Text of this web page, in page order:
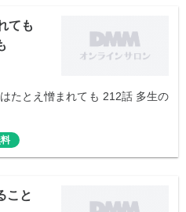
ても
たとえ憎まれても 212話 多生の
こと